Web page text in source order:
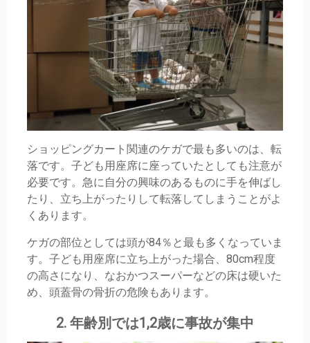
ショッピングカート関連のケガで最も多いのは、転
落です。子ども用座席に座っていたとしても注意が
必要です。急に自分の興味のあるものに手を伸ばし
たり、立ち上がったりして転落してしまうことがよ
くあります。
ケガの部位としては頭が84％と最も多くなっていま
す。子ども用座席に立ち上がった場合、80cm程度
の高さになり、なおかつスーパーなどの床は硬いた
め、頭蓋骨の骨折の危険もあります。
2. 年齢別では1,2歳に事故が集中